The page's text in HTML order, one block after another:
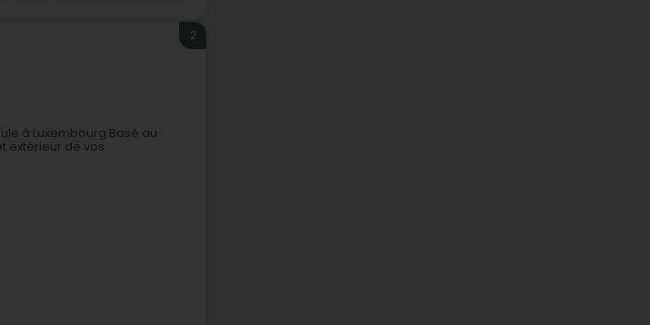
2
à Luxembourg.Basé au
extérieur de vos